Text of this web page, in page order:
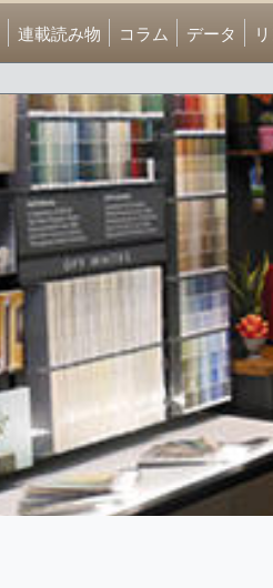
連載読み物 コラム データ